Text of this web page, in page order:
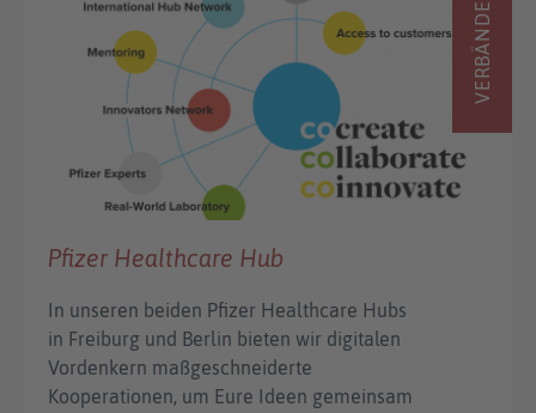
VERBÄNDE
Pfizer Healthcare Hub
In unseren beiden Pfizer Healthcare Hubs
in Freiburg und Berlin bieten wir digitalen
Vordenkern maßgeschneiderte
Kooperationen, um Eure Ideen gemeinsam